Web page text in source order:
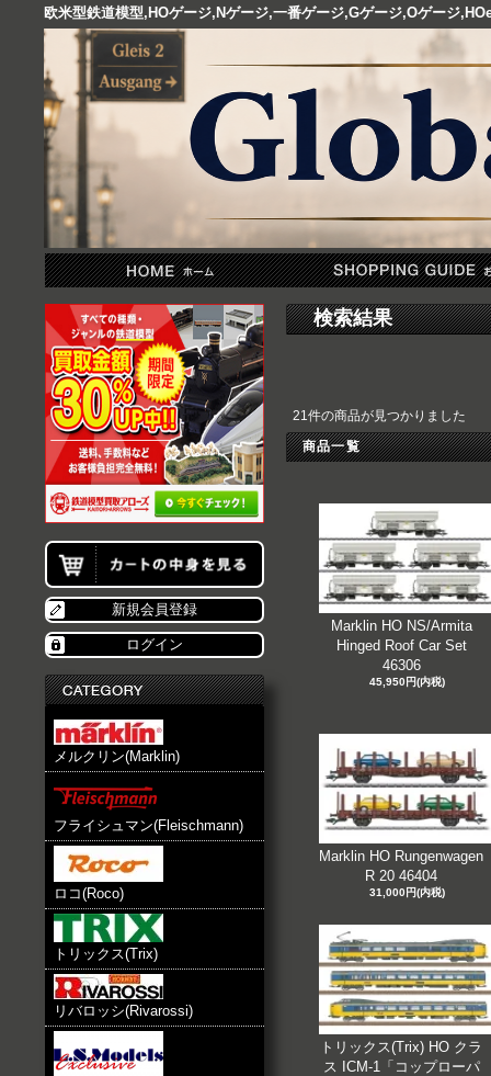
欧米型鉄道模型,HOゲージ,Nゲージ,一番ゲージ,Gゲージ,Oゲージ
新規会員登録
ログイン
メルクリン(Marklin)
フライシュマン(Fleischmann)
ロコ(Roco)
トリックス(Trix)
リバロッシ(Rivarossi)
検索結果
21件の商品が見つかりました
商品一覧
Marklin HO NS/Armita
Hinged Roof Car Set
46306
45,950円(内税)
Marklin HO Rungenwagen
R 20 46404
31,000円(内税)
トリックス(Trix) HO クラ
ス ICM-1「コップローパ